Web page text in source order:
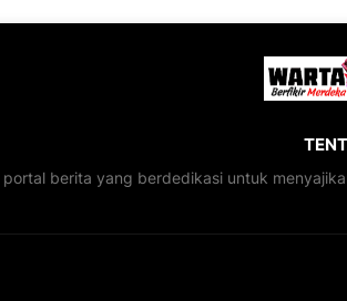
berita yang berdedikasi untuk